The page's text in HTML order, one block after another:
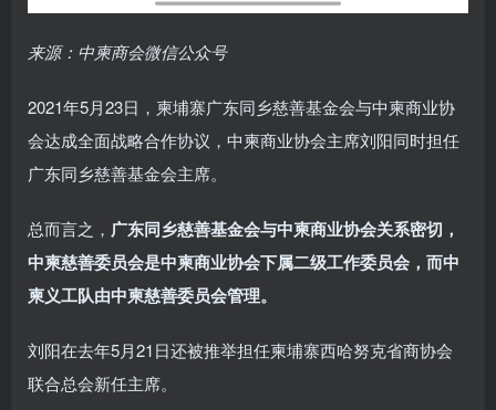
来源：中柬商会微信公众号
2021年5月23日，柬埔寨广东同乡慈善基金会与中柬商业协
会达成全面战略合作协议，中柬商业协会主席刘阳同时担任
广东同乡慈善基金会主席。
总而言之， 广东同乡慈善基金会与中柬商业协会关系密切，
中柬慈善委员会是中柬商业协会下属二级工作委员会，而中
柬义工队由中柬慈善委员会管理。
刘阳在去年5月21日还被推举担任柬埔寨西哈努克省商协会
联合总会新任主席。